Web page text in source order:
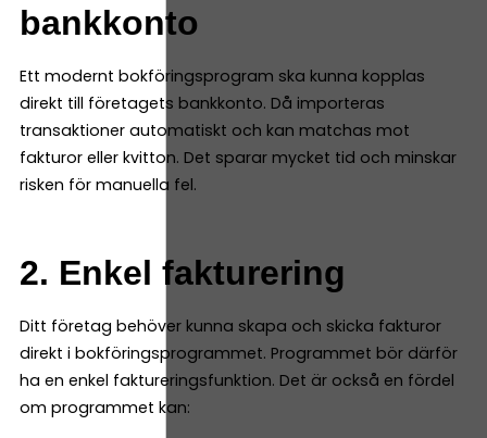
bankkonto
Ett modernt bokföringsprogram ska kunna kopplas
direkt till företagets bankkonto. Då importeras
transaktioner automatiskt och kan matchas mot
fakturor eller kvitton. Det sparar mycket tid och minskar
risken för manuella fel.
2. Enkel fakturering
Ditt företag behöver kunna skapa och skicka fakturor
direkt i bokföringsprogrammet. Programmet bör därför
ha en enkel faktureringsfunktion. Det är också en fördel
om programmet kan: